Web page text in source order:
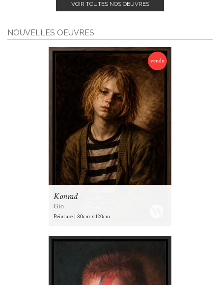
VOIR TOUTES NOS OEUVRES
NOUVELLES OEUVRES
vendu
Konrad
Gio
Peinture | 80cm x 120cm